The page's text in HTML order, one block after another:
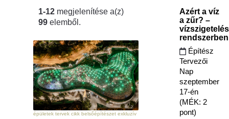
1-12 megjelenítése a(z)
99 elemből.
épületek tervek cikk belsőépítészet exkluzív
Azért a víz
a zűr? –
Építész
Tervezői
Nap
szeptember
17-én
(MÉK: 2
pont)